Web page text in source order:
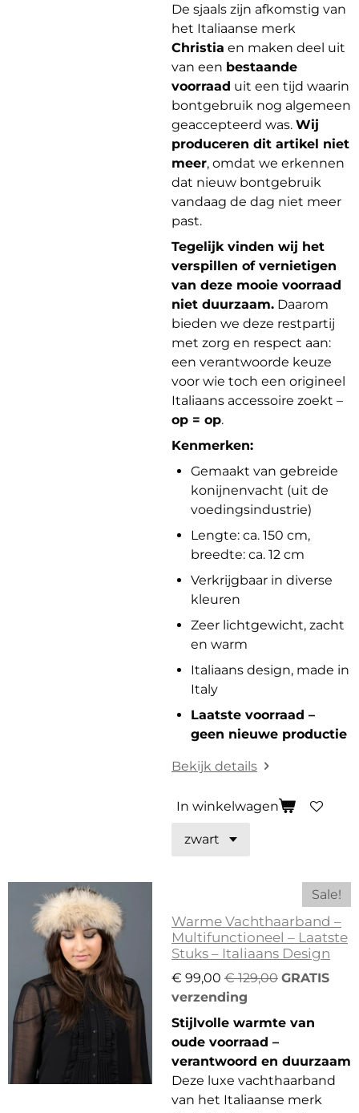
De sjaals zijn afkomstig van
het Italiaanse merk
Christia en maken deel uit
van een bestaande
voorraad uit een tijd waarin
bontgebruik nog algemeen
geaccepteerd was. Wij
produceren dit artikel niet
meer, omdat we erkennen
dat nieuw bontgebruik
vandaag de dag niet meer
past.
Tegelijk vinden wij het
verspillen of vernietigen
van deze mooie voorraad
niet duurzaam. Daarom
bieden we deze restpartij
met zorg en respect aan:
een verantwoorde keuze
voor wie toch een origineel
Italiaans accessoire zoekt –
op = op.
Kenmerken:
Gemaakt van gebreide
konijnenvacht (uit de
voedingsindustrie)
Lengte: ca. 150 cm,
breedte: ca. 12 cm
Verkrijgbaar in diverse
kleuren
Zeer lichtgewicht, zacht
en warm
Italiaans design, made in
Italy
Laatste voorraad –
geen nieuwe productie
Bekijk details
In winkelwagen
Sale!
Warme Vachthaarband –
Multifunctioneel – Laatste
Stuks – Italiaans Design
€ 99,00 € 129,00 GRATIS
verzending
Stijlvolle warmte van
oude voorraad –
verantwoord en duurzaam
Deze luxe vachthaarband
van het Italiaanse merk